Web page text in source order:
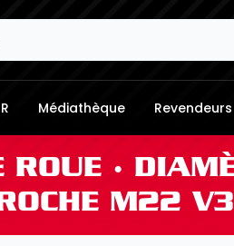
Médiathèque Revendeurs
ROUE ·
M22